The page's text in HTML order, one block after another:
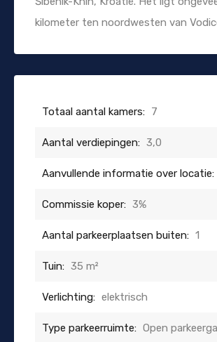
kilometer ten noordwesten van
Totaal aantal kamers: 7
Aantal verdiepingen: 3,0
Aanvullende informatie over locatie:
Commissie koper: 3%
Aantal parkeerplaatsen buiten: 1
Tuin: 35 m²
Verlichting: elektrisch
Type parkeerruimte: Open